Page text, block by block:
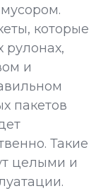
которые
рулонах,
и
пакетов
Такие
целыми и